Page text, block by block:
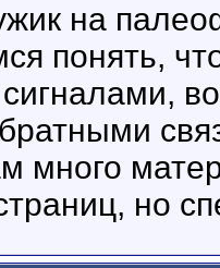
на
понять,
много
но